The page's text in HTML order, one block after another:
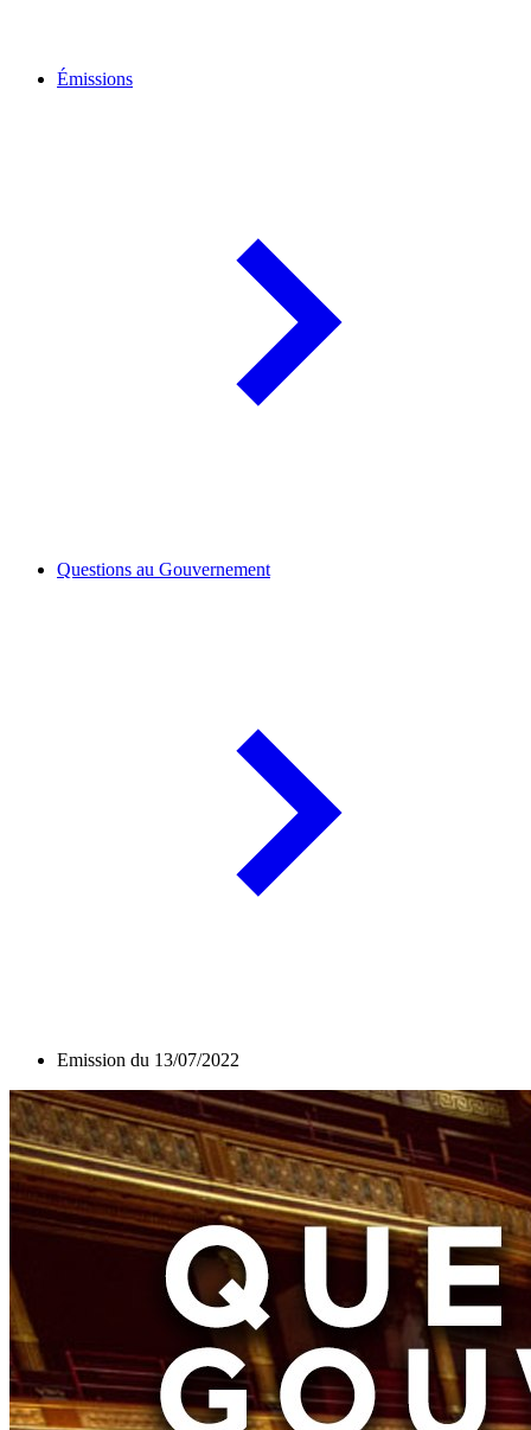
Émissions
Questions au Gouvernement
Emission du 13/07/2022